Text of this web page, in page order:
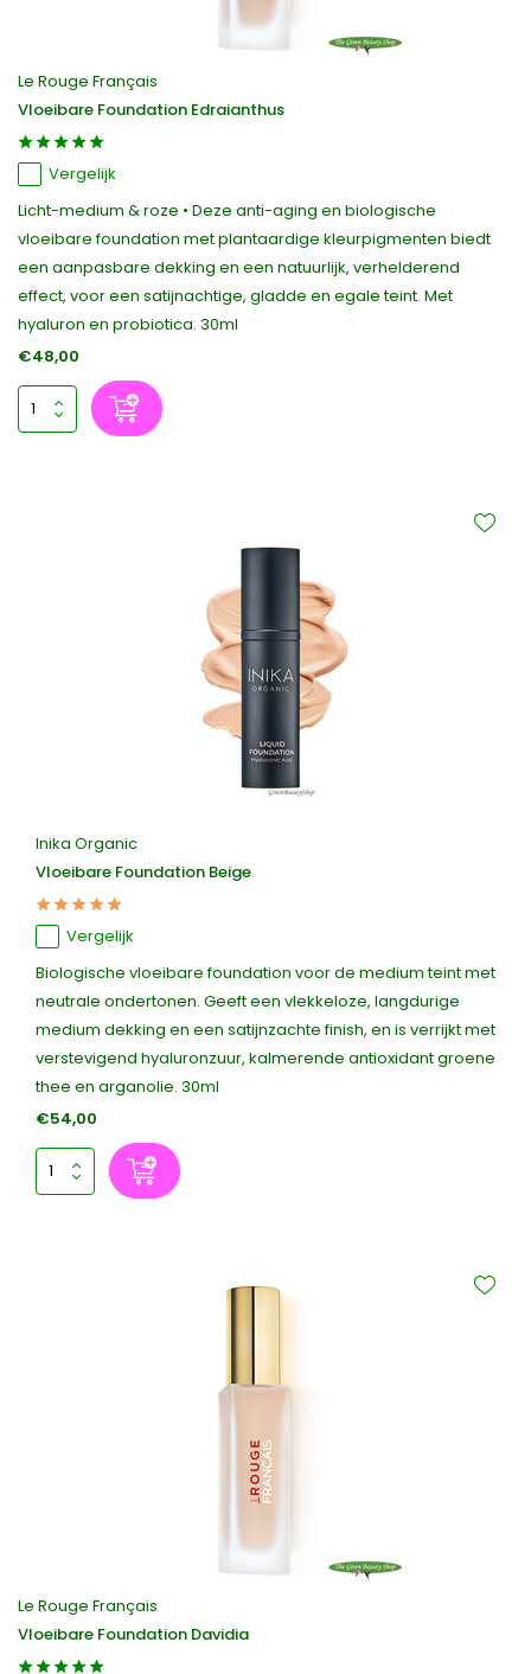
Le Rouge Français
Vloeibare Foundation Edraianthus
Vergelijk
Licht-medium & roze • Deze anti-aging en biologische
vloeibare foundation met plantaardige kleurpigmenten biedt
een aanpasbare dekking en een natuurlijk, verhelderend
effect, voor een satijnachtige, gladde en egale teint. Met
hyaluron en probiotica. 30ml
€48,00
Inika Organic
Vloeibare Foundation Beige
Vergelijk
Biologische vloeibare foundation voor de medium teint met
neutrale ondertonen. Geeft een vlekkeloze, langdurige
medium dekking en een satijnzachte finish, en is verrijkt met
verstevigend hyaluronzuur, kalmerende antioxidant groene
thee en arganolie. 30ml
€54,00
Le Rouge Français
Vloeibare Foundation Davidia